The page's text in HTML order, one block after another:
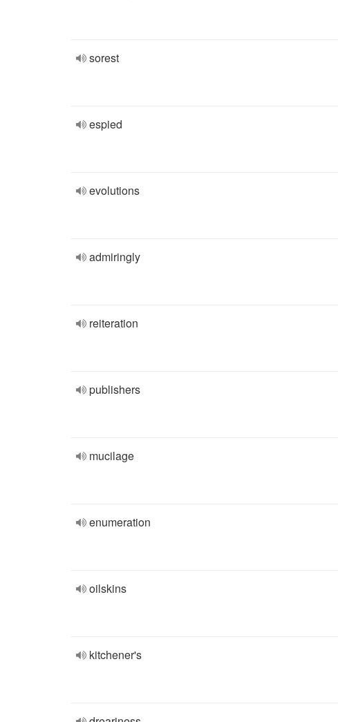
sorest
espied
evolutions
admiringly
reiteration
publishers
mucilage
enumeration
oilskins
kitchener's